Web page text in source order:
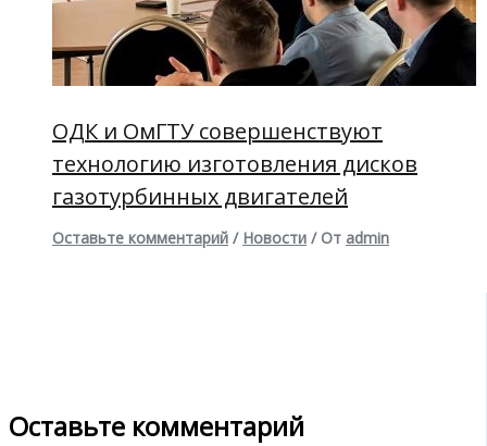
ОДК и ОмГТУ совершенствуют
технологию изготовления дисков
газотурбинных двигателей
Оставьте комментарий / Новости / От admin
Оставьте комментарий